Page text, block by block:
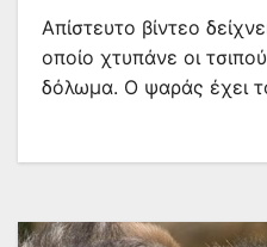
Απίστευτο βίντεο
οποίο χτυπάνε οι
δόλωμα. Ο ψαράς έχει